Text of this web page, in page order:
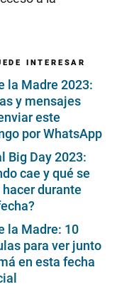
INTERESAR
la Madre 2023:
y mensajes
este
por WhatsApp
Big Day 2023:
cae y qué se
durante
la Madre: 10
para ver junto
en esta fecha